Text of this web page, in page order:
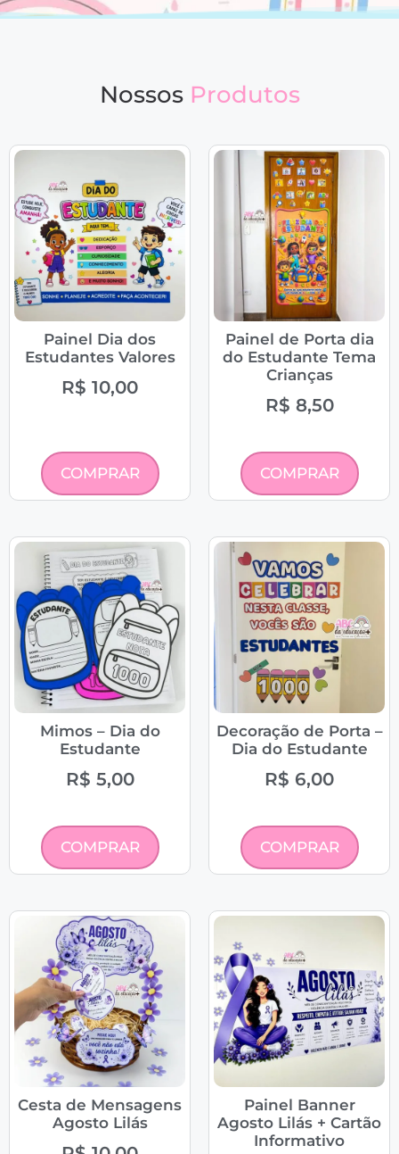
Nossos Produtos
Painel Dia dos
Estudantes Valores
R$ 10,00
COMPRAR
Painel de Porta dia
do Estudante Tema
Crianças
R$ 8,50
COMPRAR
Mimos – Dia do
Estudante
R$ 5,00
COMPRAR
Decoração de Porta –
Dia do Estudante
R$ 6,00
COMPRAR
Cesta de Mensagens
Agosto Lilás
Painel Banner
Agosto Lilás + Cartão
Informativo